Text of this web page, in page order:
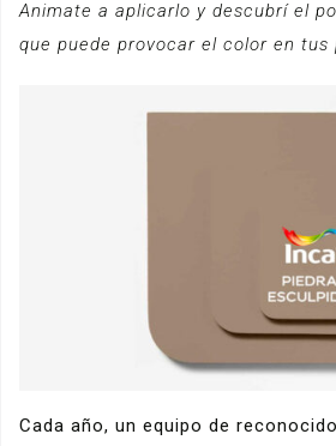
Animate a aplicarlo y descubrí el
que puede provocar el color en tus
Cada año, un equipo de